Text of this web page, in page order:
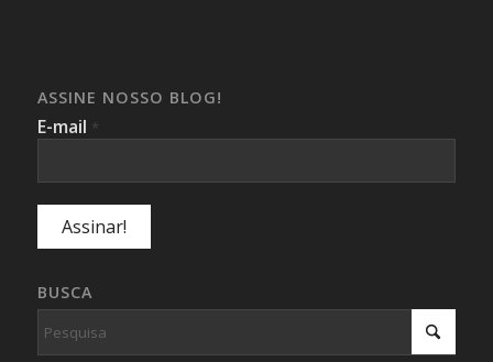
ASSINE NOSSO BLOG!
E-mail *
BUSCA